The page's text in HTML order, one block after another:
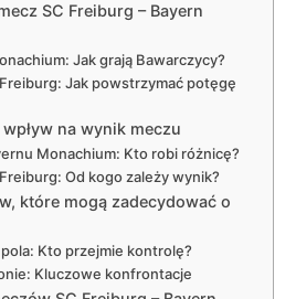
SC Freiburg – Bayern
Jak grają Bawarczycy?
Jak powstrzymać potęgę
na wynik meczu
Monachium: Kto robi różnicę?
Od kogo zależy wynik?
które mogą zadecydować o
Kto przejmie kontrolę?
Kluczowe konfrontacje